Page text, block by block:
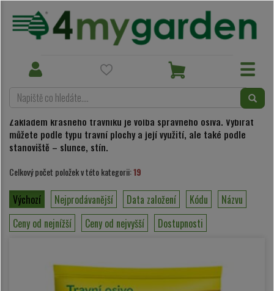
Toggle
navigation
Toggle
navigation
Osiva Travní osiva
Travní osiva
Základem krásného trávníku je volba správného osiva. Vybírat
můžete podle typu travní plochy a její využití, ale také podle
stanoviště – slunce, stín.
Celkový počet položek v této kategorii:19
Výchozí Nejprodávanější Data založení Kódu
Názvu
Ceny od nejnížší
Ceny od nejvyšší Dostupnosti